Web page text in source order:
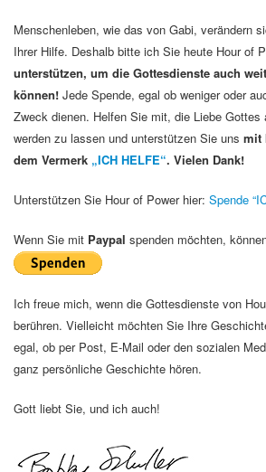
Menschenleben, wie das von Gabi, verändern
Ihrer Hilfe. Deshalb bitte ich Sie heute Hour of
unterstützen, um die Gottesdienste auch
können! Jede Spende, egal ob weniger oder
Zweck dienen. Helfen Sie mit, die Liebe Gottes
werden zu lassen und unterstützen Sie uns mit
dem Vermerk „ICH HELFE“. Vielen Dank!
Unterstützen Sie Hour of Power hier: Spende
Wenn Sie mit Paypal spenden möchten,
Ich freue mich, wenn die Gottesdienste von
berühren. Vielleicht möchten Sie Ihre
egal, ob per Post, E-Mail oder den sozialen
ganz persönliche Geschichte hören.
Gott liebt Sie, und ich auch!